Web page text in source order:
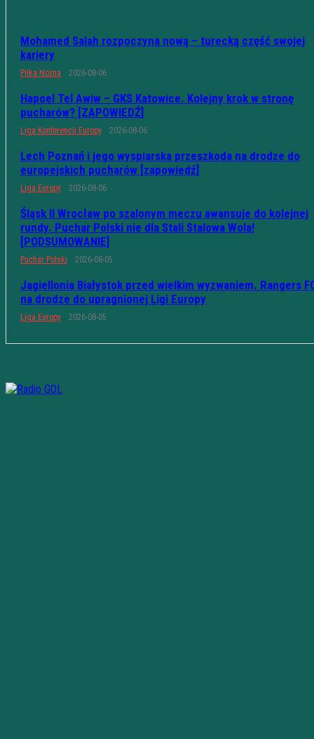
Mohamed Salah rozpoczyna nową – turecką część swojej
kariery
Piłka Nożna 2026-08-06
Hapoel Tel Awiw – GKS Katowice. Kolejny krok w stronę
pucharów? [ZAPOWIEDŹ]
Liga Konferencji Europy 2026-08-06
Lech Poznań i jego wyspiarska przeszkoda na drodze do
europejskich pucharów [zapowiedź]
Liga Europy 2026-08-06
Śląsk II Wrocław po szalonym meczu awansuje do kolejnej
rundy. Puchar Polski nie dla Stali Stalowa Wola!
[PODSUMOWANIE]
Puchar Polski 2026-08-05
Jagiellonia Białystok przed wielkim wyzwaniem. Rangers
na drodze do upragnionej Ligi Europy
Liga Europy 2026-08-05